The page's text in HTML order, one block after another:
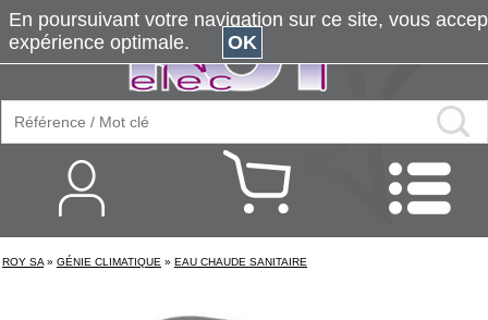
ROY SA » GÉNIE CLIMATIQUE » EAU CHAUDE SANITAIRE
En poursuivant votre navigation sur ce site, vous
expérience optimale.
OK